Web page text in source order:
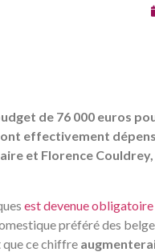
de 76 000 euros
effectivement
et Florence Couldrey,
est devenue obligatoire
préféré des
que ce chiffre